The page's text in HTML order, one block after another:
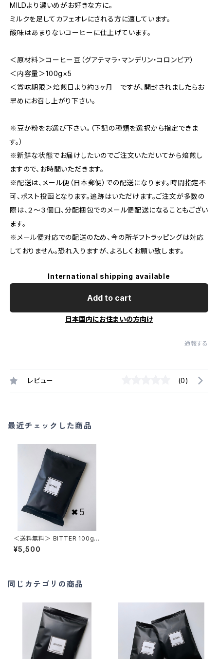
MILDより濃いめがお好きな方に。
ミルクを足してカフェオレにされる方に適しています。
酸味はあまりないコーヒーに仕上げています。
＜原材料＞コーヒー豆（グアテマラ・マンデリン・コロンビア）
＜内容量＞100g×5
＜賞味期限＞焙煎日より約３ヶ月 ですが、開封されましたらお
早めにお召し上がり下さい。
※豆か粉をお選び下さい。（下記の種類を選択から指定できま
す。）
※新鮮な状態でお届けしたいのでご注文いただいてから焙煎し
ますので、お時間いただきます。
※配送は、メール便（日本郵便）での配送になります。時間指定不
可、ポスト投函となります。追跡はいただけます。ご注文が多数の
際は、２〜３個口、分配梱包でのメール便配送になることもござい
ます。
※メール便対応での配送のため、今の所ギフトラッピングは対応
しておりません。恐れ入りますが、よろしくお願い致します。
International shipping available
Add to cart
日本国内にお住まいの方向け
通報する
レビュー (0)
最近チェックした商品
＜送料無料＞ BITTER 100g 5
袋
¥5,500
同じカテゴリの商品